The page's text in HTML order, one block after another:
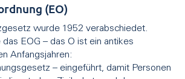
(EO)
wurde 1952 verabschiedet.
EOG – das O ist ein antikes
Anfangsjahren:
– eingeführt, damit Personen